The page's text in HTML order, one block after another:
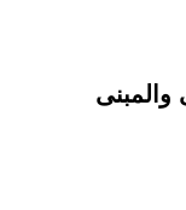
والمبنى